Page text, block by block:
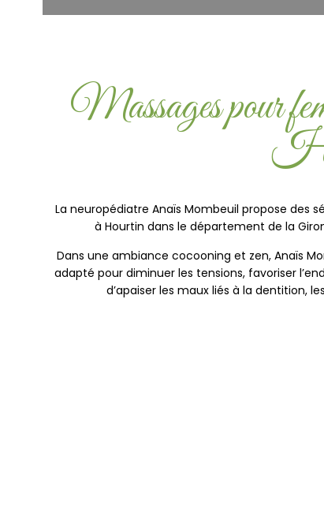
Massages pour
La neuropédiatre Anaïs Mombeuil propose des
à Hourtin dans le département de la
Dans une ambiance cocooning et zen, Anaïs
adapté pour diminuer les tensions, favoriser
d’apaiser les maux liés à la dentition,